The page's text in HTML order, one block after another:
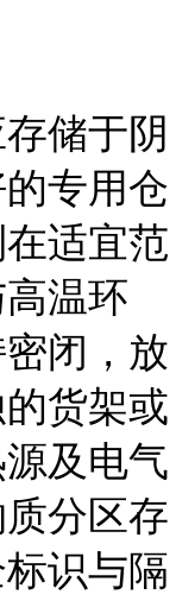
储于阴
专用仓
适宜范
温环
闭，放
货架或
及电气
分区存
识与隔